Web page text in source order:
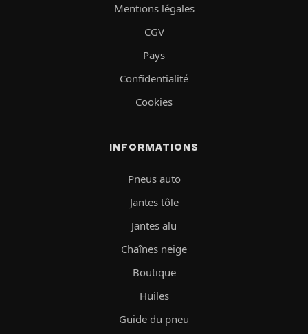
Mentions légales
CGV
Pays
Confidentialité
Cookies
INFORMATIONS
Pneus auto
Jantes tôle
Jantes alu
Chaînes neige
Boutique
Huiles
Guide du pneu